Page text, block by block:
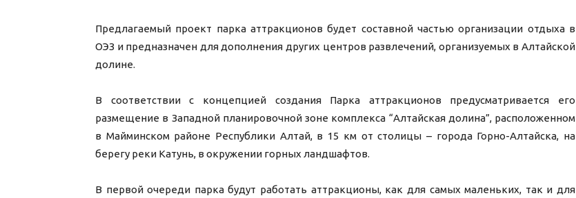
Предлагаемый проект парка аттракционов будет составной частью организации отдыха в
ОЭЗ и предназначен для дополнения других центров развлечений, организуемых в Алтайской
долине.
В соответствии с концепцией создания Парка аттракционов предусматривается его
размещение в Западной планировочной зоне комплекса “Алтайская долина”, расположенном
в Майминском районе Республики Алтай, в 15 км от столицы – города Горно-Алтайска, на
берегу реки Катунь, в окружении горных ландшафтов.
В первой очереди парка будут работать аттракционы, как для самых маленьких, так и для